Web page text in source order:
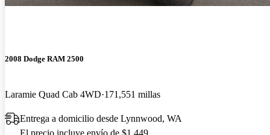
2008 Dodge RAM 2500
Laramie Quad Cab 4WD 171,551 millas
Entrega a domicilio desde Lynnwood, WA